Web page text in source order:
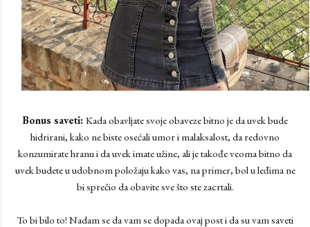
Bonus saveti: Kada obavljate svoje obaveze bitno je da uvek bude
hidrirani, kako ne biste osećali umor i malaksalost, da redovno
konzumirate hranu i da uvek imate užine, ali je takođe veoma bitno da
uvek budete u udobnom položaju kako vas, na primer, bol u leđima ne
bi sprečio da obavite sve što ste zacrtali.
To bi bilo to! Nadam se da vam se dopada ovaj post i da su vam saveti